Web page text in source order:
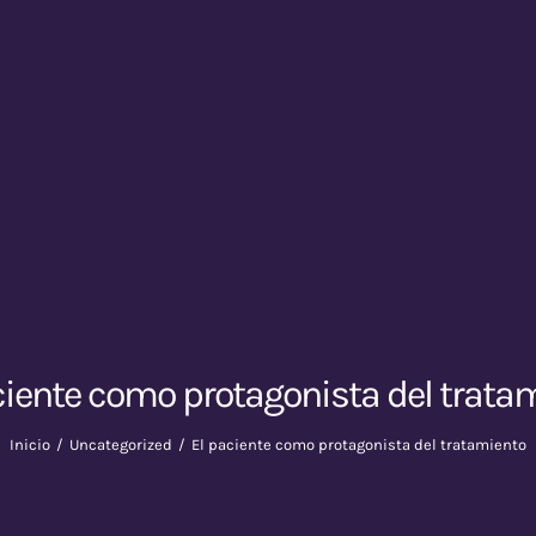
como protagonista del
Inicio Uncategorized El paciente como protagonista del tratamiento